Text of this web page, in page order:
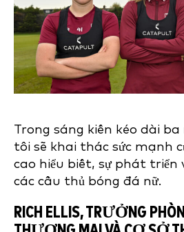
Trong sáng kiến kéo dài
tôi sẽ khai thác sức mạnh
cao hiểu biết, sự phát triển
các cầu thủ bóng đá nữ.
RICH ELLIS, TRƯỞNG